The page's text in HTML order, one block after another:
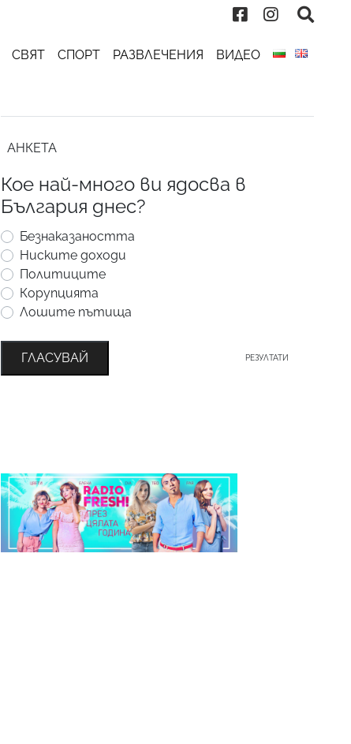
СВЯТ СПОРТ РАЗВЛЕЧЕНИЯ ВИДЕО
АНКЕТА
Кое най-много ви ядосва в
България днес?
Безнаказаността
Ниските доходи
Политиците
Корупцията
Лошите пътища
ГЛАСУВАЙ РЕЗУЛТАТИ